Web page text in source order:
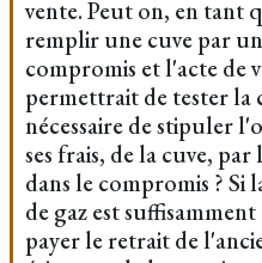
vente. Peut on, en tant
remplir une cuve par
compromis et l'acte de
permettrait de tester la
nécessaire de stipuler
ses frais, de la cuve,
dans le compromis ? Si
de gaz est
payer le retrait de